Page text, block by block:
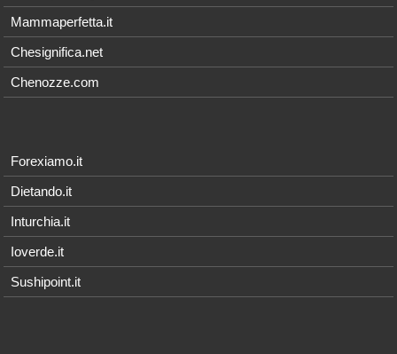
Mammaperfetta.it
Chesignifica.net
Chenozze.com
Forexiamo.it
Dietando.it
Inturchia.it
Ioverde.it
Sushipoint.it